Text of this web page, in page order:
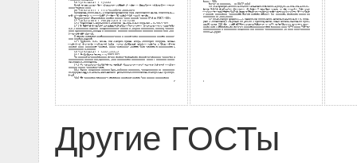
Другие ГОСТы